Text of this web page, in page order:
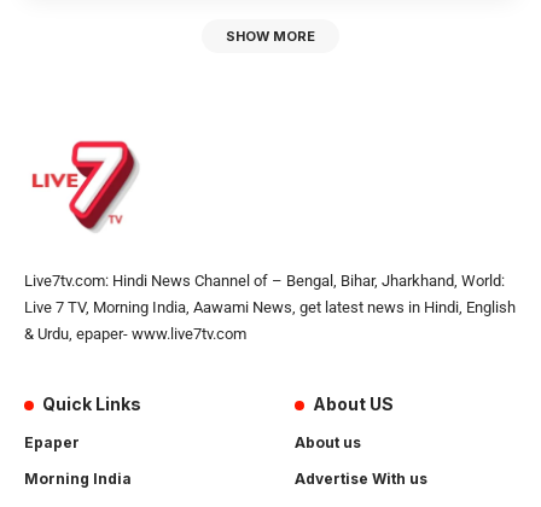
SHOW MORE
Live7tv.com: Hindi News Channel of – Bengal, Bihar, Jharkhand, World:
Live 7 TV, Morning India, Aawami News, get latest news in Hindi, English
& Urdu, epaper- www.live7tv.com
Quick Links
Epaper
Morning India
About US
About us
Advertise With us